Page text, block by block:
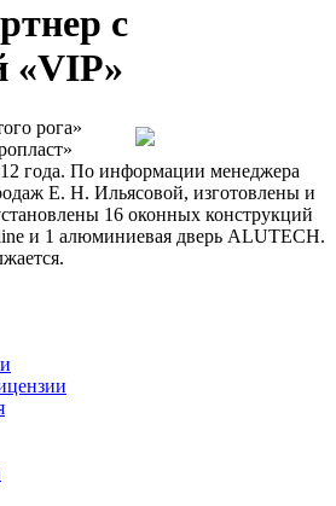
с
«VIP»
рога»
года. По информации менеджера
Е. Н. Ильясовой, изготовлены и
16 оконных конструкций
и 1 алюминиевая дверь ALUTECH.